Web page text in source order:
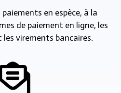
en espèce, à la
de paiement en ligne, les
virements bancaires.